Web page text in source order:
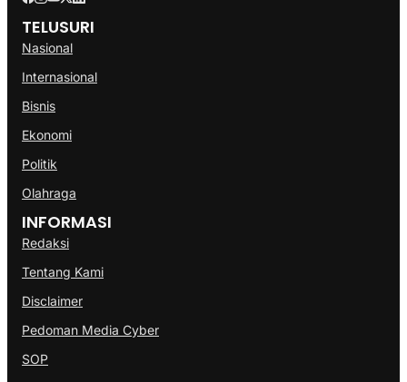
TELUSURI
Nasional
Internasional
Bisnis
Ekonomi
Politik
Olahraga
INFORMASI
Redaksi
Tentang Kami
Disclaimer
Pedoman Media Cyber
SOP